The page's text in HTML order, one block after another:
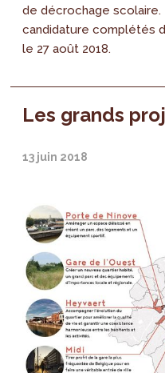
de décrochage scolaire.
candidature complétés
le 27 août 2018.
Les grands
13 juin 2018